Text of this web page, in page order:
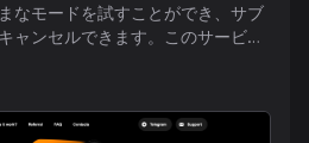
なモードを試すことができ、サブ
ャンセルできます。このサービス
ており、データが保存されないこ
プログラムを通じて無料クレジッ
サポートはTelegramで受け付け